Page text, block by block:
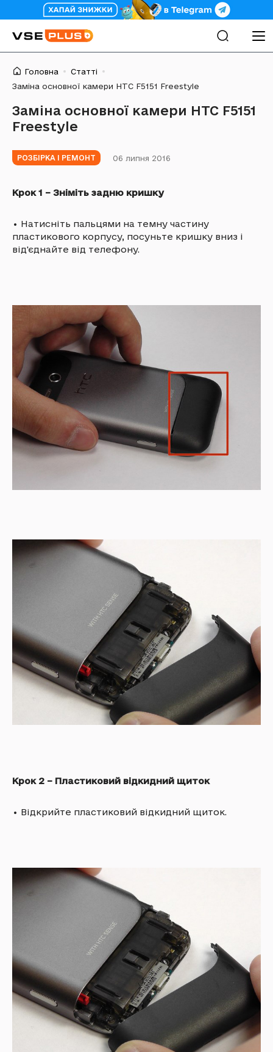
Головна
Статті
Заміна основної камери HTC F5151 Freestyle
Заміна основної камери HTC F5151
Freestyle
РОЗБІРКА І РЕМОНТ 06 липня 2016
Крок 1 – Зніміть задню кришку
• Натисніть пальцями на темну частину
пластикового корпусу, посуньте кришку вниз і
від'єднайте від телефону.
Крок 2 – Пластиковий відкидний щиток
• Відкрийте пластиковий відкидний щиток.